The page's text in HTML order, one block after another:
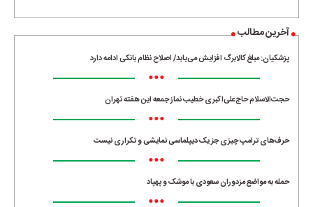
آخرین مطالب
پزشکیان: مبلغ کالابرگ افزایش می‌یابد/ اصلاح نظام بانکی ادامه دارد
•••
حجت‌الاسلام حاج‌علی‌اکبری خطیب نماز جمعه این هفته تهران
•••
حرف‌های ترامپ چیزی جز یک دیپلماسی نمایشی و تکراری نیست
•••
حمله به مواضع مزدوران سعودی با موشک و پهپاد